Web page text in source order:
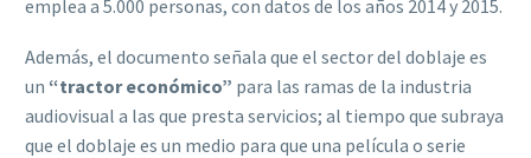
emplea a 5.000 personas, con datos de los años 2014 y 2015.
Además, el documento señala que el sector del doblaje es
un “tractor económico” para las ramas de la industria
audiovisual a las que presta servicios; al tiempo que subraya
que el doblaje es un medio para que una película o serie